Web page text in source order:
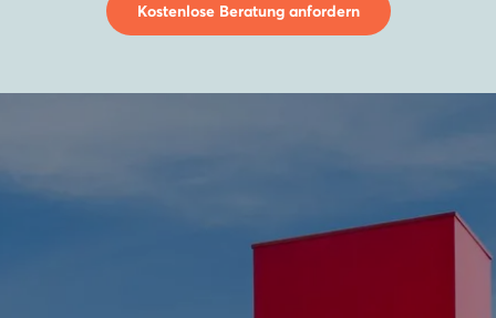
Kostenlose Beratung anfordern